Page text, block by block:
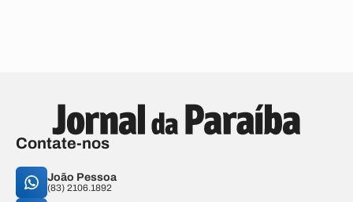
Contate-nos
João Pessoa
(83) 2106.1892